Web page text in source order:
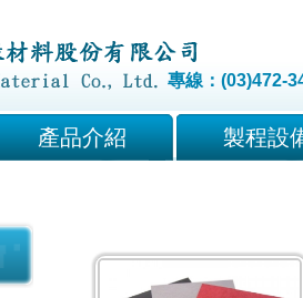
專線：(03)472-
產品介紹 製程設